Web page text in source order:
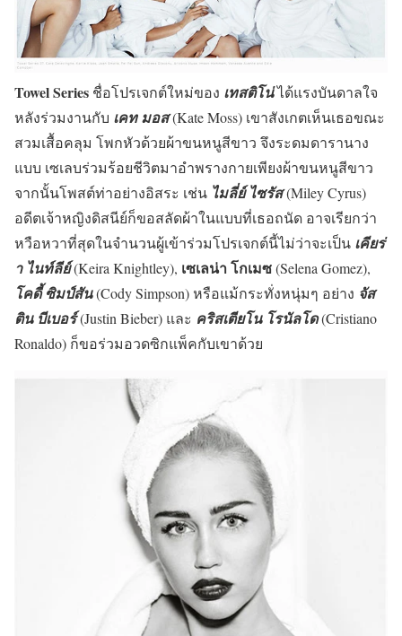
Towel Series ชื่อโปรเจกต์ใหม่ของ เทสติโน่ได้แรงบันดาลใจ
หลังร่วมงานกับ เคท มอส(Kate Moss) เขาสังเกตเห็นเธอขณะ
สวมเสื้อคลุม โพกหัวด้วยผ้าขนหนูสีขาว จึงระดมดารานาง
แบบ เซเลบร่วมร้อยชีวิตมาอำพรางกายเพียงผ้าขนหนูสีขาว
จากนั้นโพสต์ท่าอย่างอิสระ เช่น ไมลี่ย์ ไซรัส(Miley Cyrus)
อดีตเจ้าหญิงดิสนีย์ก็ขอสลัดผ้าในแบบที่เธอถนัด อาจเรียกว่า
หวือหวาที่สุดในจำนวนผู้เข้าร่วมโปรเจกต์นี้ไม่ว่าจะเป็น เคียร่
า ไนท์ลีย์(Keira Knightley), เซเลน่า โกเมซ(Selena Gomez),
โคดี้ ซิมป์สัน(Cody Simpson) หรือแม้กระทั่งหนุ่มๆ อย่าง จัส
ติน บีเบอร์(Justin Bieber) และ คริสเตียโน โรนัลโด(Cristiano
Ronaldo) ก็ขอร่วมอวดซิกแพ็คกับเขาด้วย